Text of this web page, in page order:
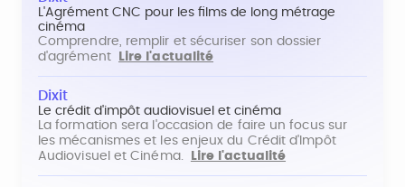
L'Agrément CNC pour les films de long métrage
cinéma
Comprendre, remplir et sécuriser son dossier
d'agrément
Lire l'actualité
Dixit
Le crédit d'impôt audiovisuel et cinéma
La formation sera l'occasion de faire un focus sur
les mécanismes et les enjeux du Crédit d'Impôt
Audiovisuel et Cinéma.
Lire l'actualité